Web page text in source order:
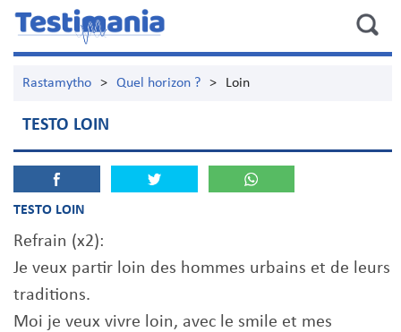
Rastamytho > Quel horizon ? > Loin
TESTO LOIN
TESTO LOIN
Refrain (x2):
Je veux partir loin des hommes urbains et de leurs
traditions.
Moi je veux vivre loin, avec le smile et mes